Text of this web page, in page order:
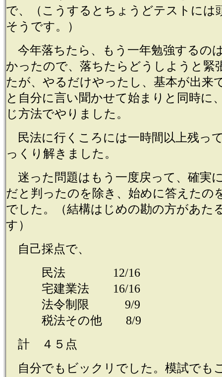
で、（こうするとちょうどテストには
そうです。）
今年落ちたら、もう一年勉強するの
かったので、落ちたらどうしようと緊
たが、やるだけやったし、基本が出来
と自分に言い聞かせて始まりと同時に
じ方法でやりました。
民法に行くころには一時間以上残っ
っくり解きました。
迷った問題はもう一度戻って、確実
だと判ったのを除き、始めに答えたの
でした。（結構はじめの勘の方があた
す）
自己採点で、
民法 12/16
宅建業法 16/16
法令制限 9/9
税法その他 8/9
計 ４５点
自分でもビックリでした。模試でも